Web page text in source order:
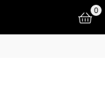
0